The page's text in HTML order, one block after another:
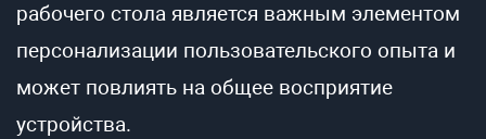
рабочего стола является важным элементом
персонализации пользовательского опыта и
может повлиять на общее восприятие
устройства.